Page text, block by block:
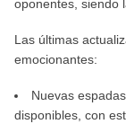
oponentes, siendo
Las últimas
emocionantes:
Nuevas
disponibles, con